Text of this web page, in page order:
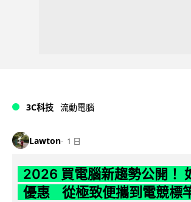
3C科技 流動電腦
Lawton 1 日
2026 買電腦新趨勢公開！
優惠 從極致便攜到電競標